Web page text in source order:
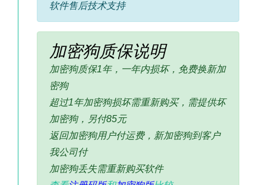
软件售后技术支持
加密狗质保说明
加密狗质保1年，一年内损坏，免费换新加
密狗
超过1年加密狗损坏需重新购买，需提供坏
加密狗，另付85元
返回加密狗用户付运费，新加密狗到客户
我公司付
加密狗丢失需重新购买软件